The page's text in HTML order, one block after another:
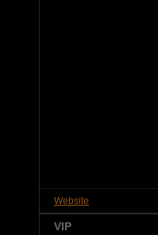
Website
VIP